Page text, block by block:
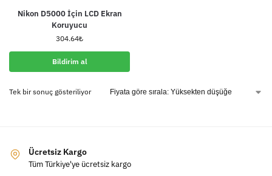
Nikon D5000 İçin LCD Ekran
Koruyucu
304.64₺
Bildirim al
Tek bir sonuç gösteriliyor
Ücretsiz Kargo
Tüm Türkiye'ye ücretsiz kargo